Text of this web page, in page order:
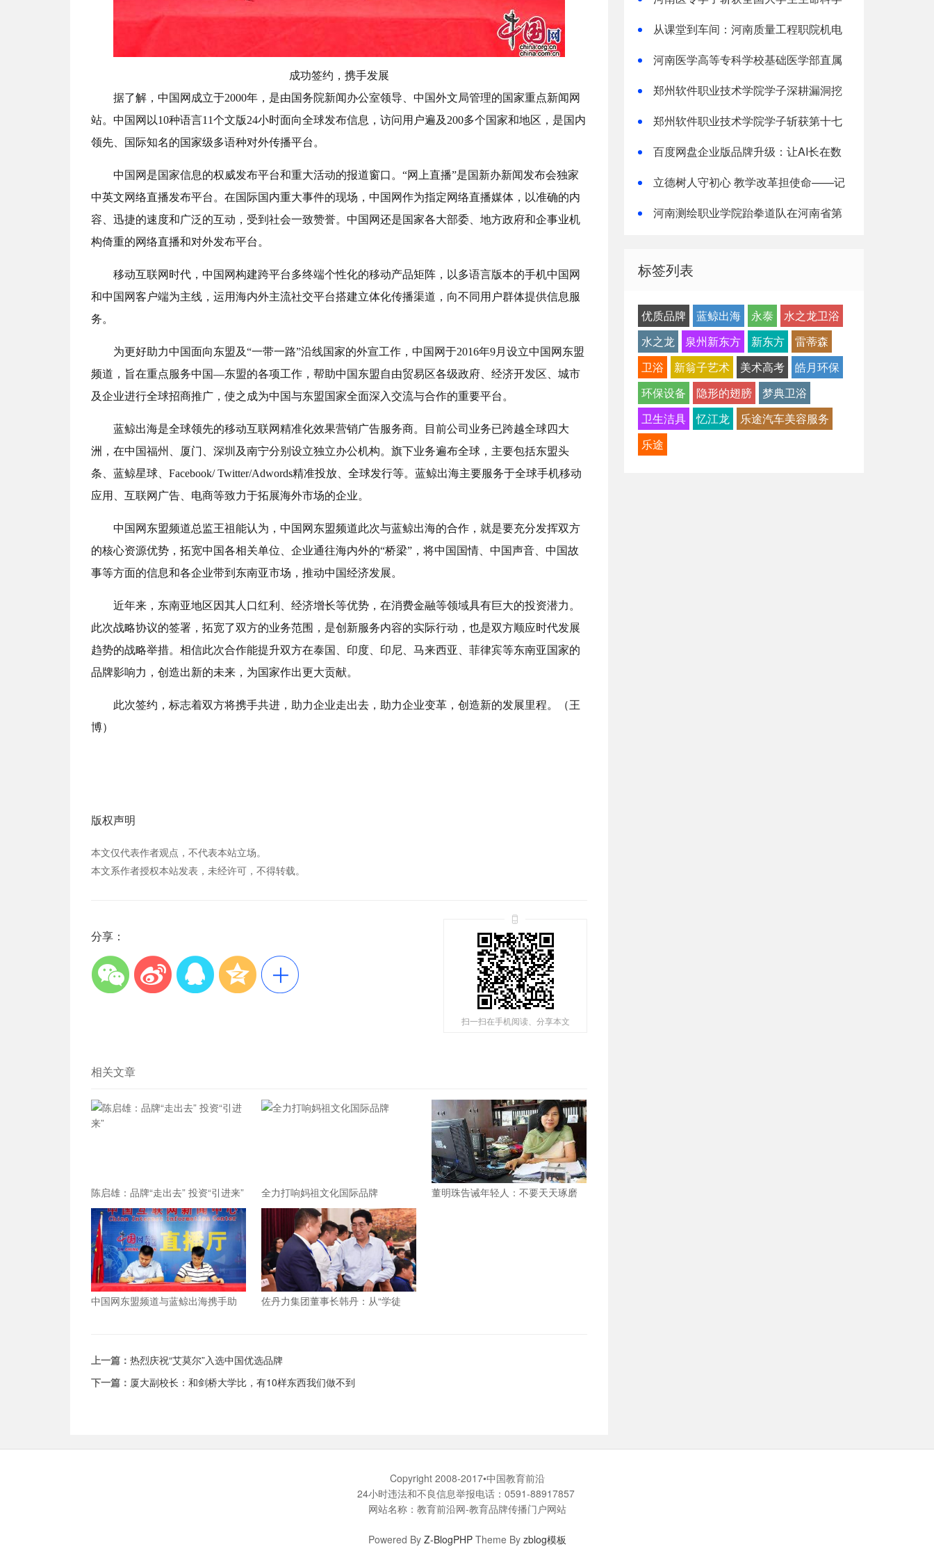
成功签约，携手发展
据了解，中国网成立于2000年，是由国务院新闻办公室领导、中国外文局管理的国家重点新闻网
站。中国网以10种语言11个文版24小时面向全球发布信息，访问用户遍及200多个国家和地区，是国内
领先、国际知名的国家级多语种对外传播平台。
中国网是国家信息的权威发布平台和重大活动的报道窗口。“网上直播”是国新办新闻发布会独家
中英文网络直播发布平台。在国际国内重大事件的现场，中国网作为指定网络直播媒体，以准确的内
容、迅捷的速度和广泛的互动，受到社会一致赞誉。中国网还是国家各大部委、地方政府和企事业机
构倚重的网络直播和对外发布平台。
移动互联网时代，中国网构建跨平台多终端个性化的移动产品矩阵，以多语言版本的手机中国网
和中国网客户端为主线，运用海内外主流社交平台搭建立体化传播渠道，向不同用户群体提供信息服
务。
为更好助力中国面向东盟及“一带一路”沿线国家的外宣工作，中国网于2016年9月设立中国网东盟
频道，旨在重点服务中国—东盟的各项工作，帮助中国东盟自由贸易区各级政府、经济开发区、城市
及企业进行全球招商推广，使之成为中国与东盟国家全面深入交流与合作的重要平台。
蓝鲸出海是全球领先的移动互联网精准化效果营销广告服务商。目前公司业务已跨越全球四大
洲，在中国福州、厦门、深圳及南宁分别设立独立办公机构。旗下业务遍布全球，主要包括东盟头
条、蓝鲸星球、Facebook/ Twitter/Adwords精准投放、全球发行等。蓝鲸出海主要服务于全球手机移动
应用、互联网广告、电商等致力于拓展海外市场的企业。
中国网东盟频道总监王祖能认为，中国网东盟频道此次与蓝鲸出海的合作，就是要充分发挥双方
的核心资源优势，拓宽中国各相关单位、企业通往海内外的“桥梁”，将中国国情、中国声音、中国故
事等方面的信息和各企业带到东南亚市场，推动中国经济发展。
近年来，东南亚地区因其人口红利、经济增长等优势，在消费金融等领域具有巨大的投资潜力。
此次战略协议的签署，拓宽了双方的业务范围，是创新服务内容的实际行动，也是双方顺应时代发展
趋势的战略举措。相信此次合作能提升双方在泰国、印度、印尼、马来西亚、菲律宾等东南亚国家的
品牌影响力，创造出新的未来，为国家作出更大贡献。
此次签约，标志着双方将携手共进，助力企业走出去，助力企业变革，创造新的发展里程。（王
博）
版权声明
本文仅代表作者观点，不代表本站立场。
本文系作者授权本站发表，未经许可，不得转载。
分享：
扫一扫在手机阅读、分享本文
相关文章
陈启雄：品牌“走出去” 投资“引进来” 全力打响妈祖文化国际品牌
董明珠告诫年轻人：不要天天琢磨
中国网东盟频道与蓝鲸出海携手助
佐丹力集团董事长韩丹：从“学徒
上一篇： 热烈庆祝“艾莫尔”入选中国优选品牌
下一篇： 厦大副校长：和剑桥大学比，有10样东西我们做不到
从课堂到车间：河南质量工程职院机电
造”答卷
河南医学高等专科学校基础医学部直属
郑州软件职业技术学院学子深耕漏洞挖
郑州软件职业技术学院学子斩获第十七
百度网盘企业版品牌升级：让AI长在数
立德树人守初心 教学改革担使命——记
河南测绘职业学院跆拳道队在河南省第
标签列表
优质品牌 蓝鲸出海 永泰
水之龙卫浴
水之龙
泉州新东方 新东方
雷蒂森
卫浴
新翁子艺术 美术高考
皓月环保
环保设备
隐形的翅膀
梦典卫浴
卫生洁具
忆江龙
乐途汽车美容服务
乐途
Copyright 2008-2017•中国教育前沿
24小时违法和不良信息举报电话：0591-88917857
网站名称：教育前沿网-教育品牌传播门户网站
Powered By Z-BlogPHPTheme By zblog模板